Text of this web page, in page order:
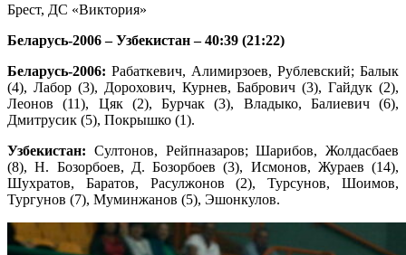
Брест, ДС «Виктория»
Беларусь-2006 – Узбекистан – 40:39 (21:22)
Беларусь-2006: Рабаткевич, Алимирзоев, Рублевский; Балык
(4), Лабор (3), Дорохович, Курнев, Бабрович (3), Гайдук (2),
Леонов (11), Цяк (2), Бурчак (3), Владыко, Балиевич (6),
Дмитрусик (5), Покрышко (1).
Узбекистан: Султонов, Рейпназаров; Шарибов, Жолдасбаев
(8), Н. Бозорбоев, Д. Бозорбоев (3), Исмонов, Жураев (14),
Шухратов, Баратов, Расулжонов (2), Турсунов, Шоимов,
Тургунов (7), Муминжанов (5), Эшонкулов.